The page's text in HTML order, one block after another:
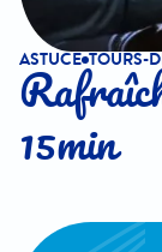
ASTUCE TOURS-
15min